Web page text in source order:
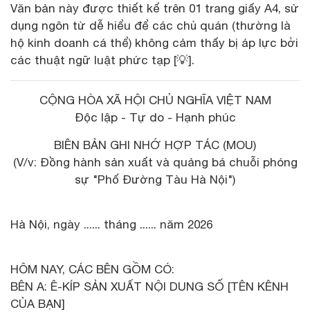
Văn bản này được thiết kế trên 01 trang giấy A4, sử
dụng ngôn từ dễ hiểu để các chủ quán (thường là
hộ kinh doanh cá thể) không cảm thấy bị áp lực bởi
các thuật ngữ luật phức tạp [💡].
CỘNG HÒA XÃ HỘI CHỦ NGHĨA VIỆT NAM
Độc lập - Tự do - Hạnh phúc
BIÊN BẢN GHI NHỚ HỢP TÁC (MOU)
(V/v: Đồng hành sản xuất và quảng bá chuỗi phóng
sự "Phố Đường Tàu Hà Nội")
Hà Nội, ngày ...... tháng ...... năm 2026
HÔM NAY, CÁC BÊN GỒM CÓ:
BÊN A: Ê-KÍP SẢN XUẤT NỘI DUNG SỐ [TÊN KÊNH
CỦA BẠN]